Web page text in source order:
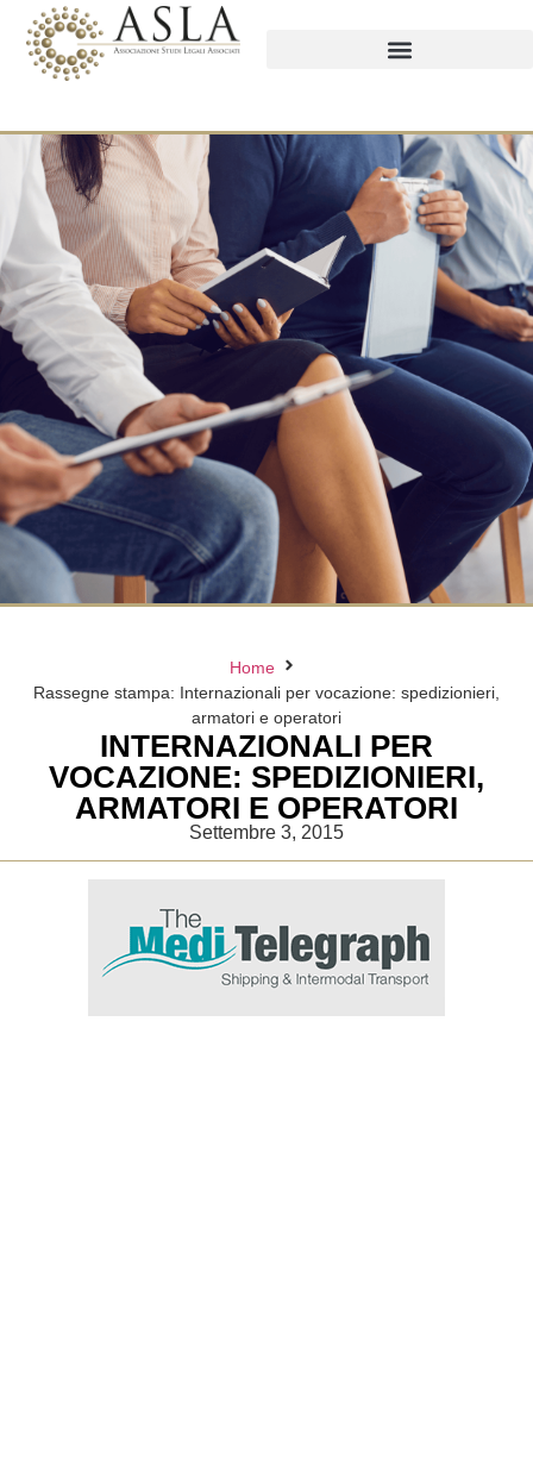
Home
Rassegne stampa: Internazionali per vocazione: spedizionieri,
armatori e operatori
INTERNAZIONALI PER
VOCAZIONE: SPEDIZIONIERI,
ARMATORI E OPERATORI
Settembre 3, 2015